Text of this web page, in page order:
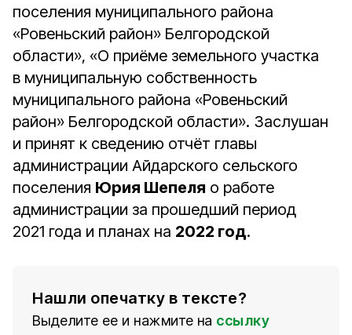
поселения муниципального района
«Ровеньский район» Белгородской
области», «О приёме земельного участка
в муниципальную собственность
муниципального района «Ровеньский
район» Белгородской области». Заслушан
и принят к сведению отчёт главы
администрации Айдарского сельского
поселения Юрия Шепеля о работе
администрации за прошедший период
2021 года и планах на 2022 год.
Нашли опечатку в тексте?
Выделите ее и нажмите на ссылку